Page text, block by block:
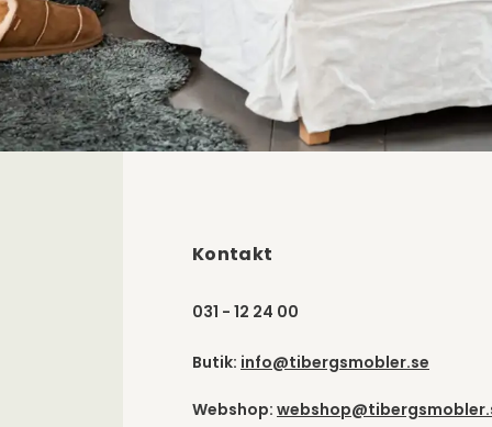
Kontakt
031 - 12 24 00
Butik: info@tibergsmobler.se
Webshop: